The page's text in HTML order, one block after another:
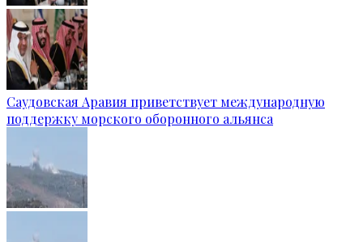
Саудовская Аравия приветствует международную
поддержку морского оборонного альянса